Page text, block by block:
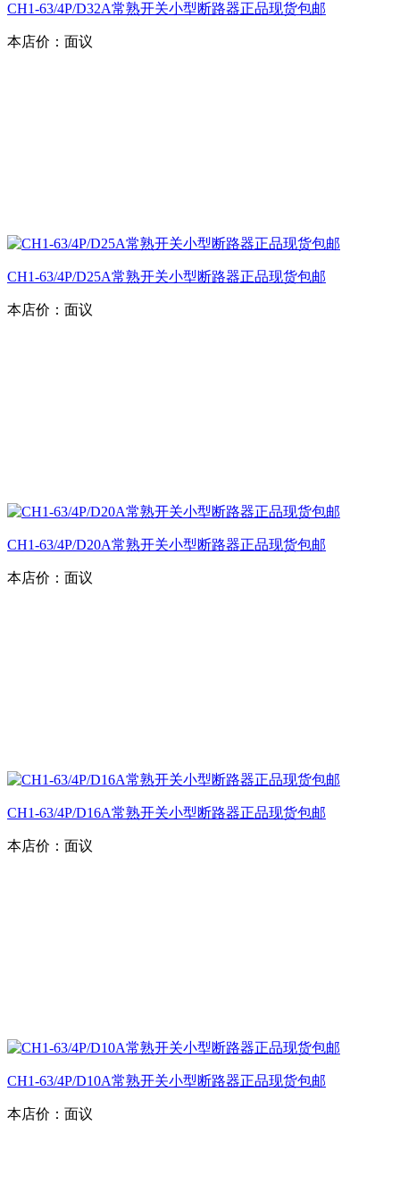
CH1-63/4P/D32A常熟开关小型断路器正品现货包邮
本店价： 面议
CH1-63/4P/D25A常熟开关小型断路器正品现货包邮
本店价： 面议
CH1-63/4P/D20A常熟开关小型断路器正品现货包邮
本店价： 面议
CH1-63/4P/D16A常熟开关小型断路器正品现货包邮
本店价： 面议
CH1-63/4P/D10A常熟开关小型断路器正品现货包邮
本店价： 面议